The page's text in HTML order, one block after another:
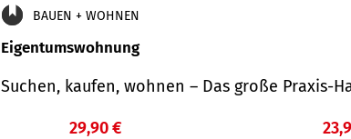
BAUEN + WOHNEN
Eigentumswohnung
Suchen, kaufen, wohnen – Das große Praxis-
29,90 €